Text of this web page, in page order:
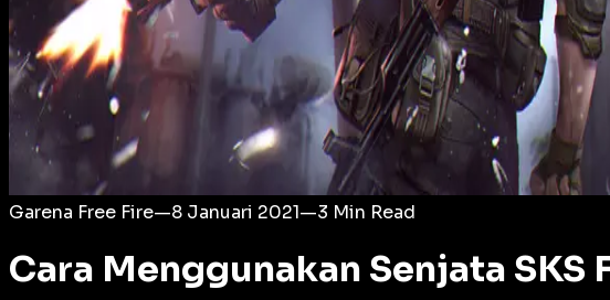
Garena Free Fire—8 Januari 2021—3 Min Read
Cara Menggunakan Senjata SKS